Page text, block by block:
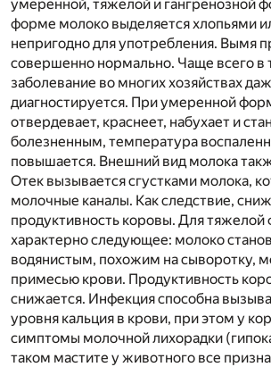
умеренной, тяжелой и гангренозной
форме молоко выделяется хлопьями
непригодно для употребления. Вымя
совершенно нормально. Чаще всего в
заболевание во многих хозяйствах
диагностируется. При умеренной
отвердевает, краснеет, набухает и
болезненным, температура
повышается. Внешний вид молока
Отек вызывается сгустками молока,
молочные каналы. Как следствие,
продуктивность коровы. Для
характерно следующее: молоко
водянистым, похожим на сыворотку,
примесью крови. Продуктивность
снижается. Инфекция способна
уровня кальция в крови, при этом у
симптомы молочной лихорадки
таком мастите у животного все